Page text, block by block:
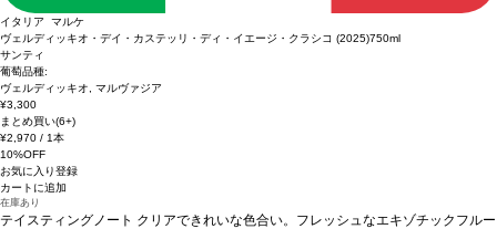
イタリア マルケ
ヴェルディッキオ・デイ・カステッリ・ディ・イエージ・クラシコ (2025)750ml
サンティ
葡萄品種:
ヴェルディッキオ, マルヴァジア
¥3,300
まとめ買い(6+)
¥2,970/ 1本
10%OFF
お気に入り登録
カートに追加
在庫あり
テイスティングノート クリアできれいな色合い。フレッシュなエキゾチックフルー